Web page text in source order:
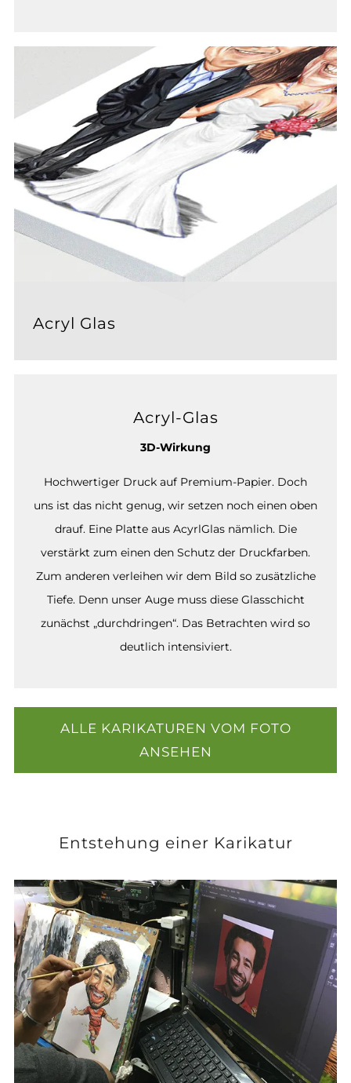
Acryl Glas
Acryl-Glas
3D-Wirkung
Hochwertiger Druck auf Premium-Papier. Doch
uns ist das nicht genug, wir setzen noch einen oben
drauf. Eine Platte aus AcyrlGlas nämlich. Die
verstärkt zum einen den Schutz der Druckfarben.
Zum anderen verleihen wir dem Bild so zusätzliche
Tiefe. Denn unser Auge muss diese Glasschicht
zunächst „durchdringen“. Das Betrachten wird so
deutlich intensiviert.
ALLE KARIKATUREN VOM FOTO
ANSEHEN
Entstehung einer Karikatur